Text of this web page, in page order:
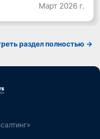
Март 2026 г.
раздел полностью ->